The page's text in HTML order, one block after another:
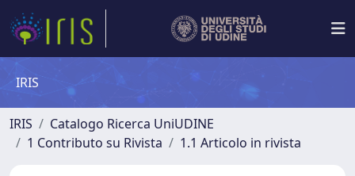
IRIS
IRIS
Catalogo Ricerca UniUDINE
1 Contributo su Rivista
1.1 Articolo in rivista